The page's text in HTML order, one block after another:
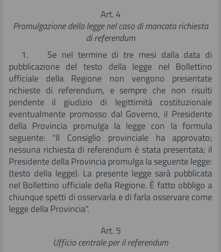
Art. 4
Promulgazione della legge nel caso di mancata richiesta
di referendum
1. Se nel termine di tre mesi dalla data di
pubblicazione del testo della legge nel Bollettino
ufficiale della Regione non vengono presentate
richieste di referendum, e sempre che non risulti
pendente il giudizio di legittimità costituzionale
eventualmente promosso dal Governo, il Presidente
della Provincia promulga la legge con la formula
seguente: "Il Consiglio provinciale ha approvato;
nessuna richiesta di referendum è stata presentata; il
Presidente della Provincia promulga la seguente legge:
(testo della legge). La presente legge sarà pubblicata
nel Bollettino ufficiale della Regione. È fatto obbligo a
chiunque spetti di osservarla e di farla osservare come
legge della Provincia".
Art. 5
Ufficio centrale per il referendum